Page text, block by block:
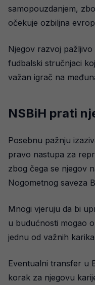
samopouzdanjem,
očekuje ozbiljna
Njegov razvoj
fudbalski stručnjaci
važan igrač na
NSBiH prati
Posebnu pažnju
pravo nastupa za
zbog čega se njegov
Nogometnog saveza
Mnogi vjeruju da bi
u budućnosti mogao
jednu od važnih
Eventualni transfer u
korak za njegovu